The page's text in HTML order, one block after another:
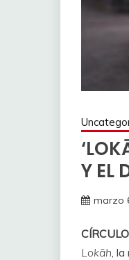
Y EL
marzo
Lokāh ,